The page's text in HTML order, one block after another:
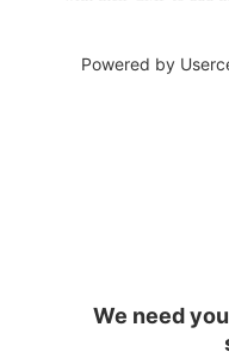
Powered by
We need